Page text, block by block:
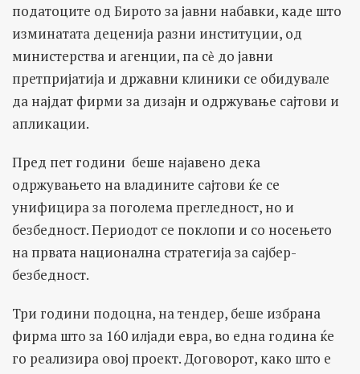
податоците од Бирото за јавни набавки, каде што
изминатата деценија разни институции, од
министерства и агенции, па сѐ до јавни
претпријатија и државни клиники се обидувале
да најдат фирми за дизајн и одржување сајтови и
апликации.
Пред пет години беше најавено дека
одржувањето на владините сајтови ќе се
унифицира за поголема прегледност, но и
безбедност. Периодот се поклопи и со носењето
на првата национална стратегија за сајбер-
безбедност.
Три години подоцна, на тендер, беше избрана
фирма што за 160 илјади евра, во една година ќе
го реализира овој проект. Договорот, како што е